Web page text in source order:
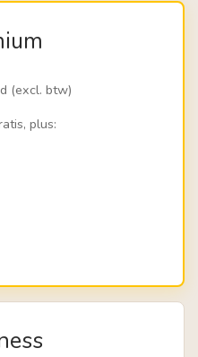
(excl. btw)
plus: